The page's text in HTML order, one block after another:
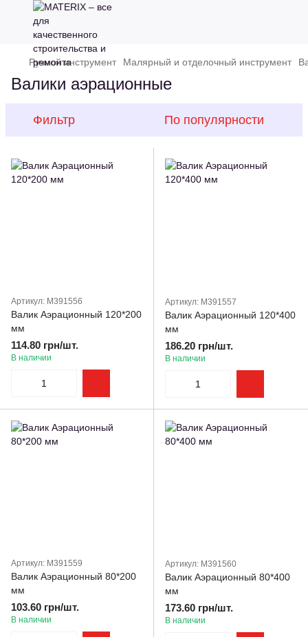
Ручной инструмент Малярный и отделочный инструмент
Валики аэрационные
Фильтр По популярности
Артикул: M391556
Валик Аэрационный 120*200
мм
114.80 грн/шт.
В наличии
Артикул: M391557
Валик Аэрационный 120*400
мм
186.20 грн/шт.
В наличии
Артикул: M391559
Валик Аэрационный 80*200
мм
103.60 грн/шт.
В наличии
Артикул: M391560
Валик Аэрационный 80*400
мм
173.60 грн/шт.
В наличии